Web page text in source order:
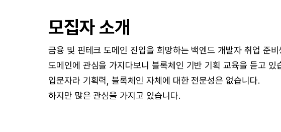
모집자 소개
금융 및 핀테크 도메인 진입을 희망하는 백엔드 개발자 취업 준비
도메인에 관심을 가지다보니 블록체인 기반 기획 교육을 듣고 있
입문자라 기획력, 블록체인 자체에 대한 전문성은 없습니다.
하지만 많은 관심을 가지고 있습니다.